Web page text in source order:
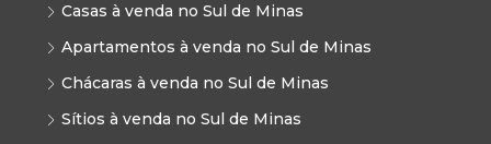
Casas à venda no Sul de Minas
Apartamentos à venda no Sul de Minas
Chácaras à venda no Sul de Minas
Sítios à venda no Sul de Minas